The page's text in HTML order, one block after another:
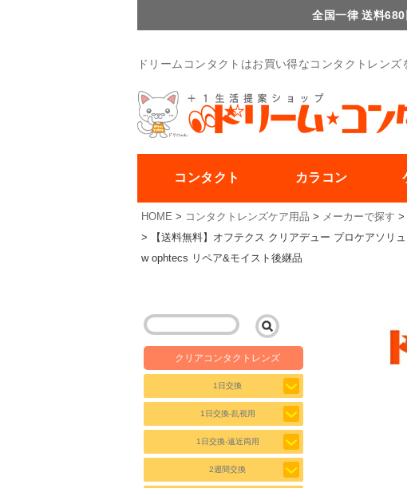
全国一律 送料
ドリームコンタクトはお買い得なコンタクトレンズ
コンタクト カラコン
HOME コンタクトレンズケア用品 メーカーで探す
【送料無料】オフテクス クリアデュー プロケアソ
w ophtecs リペア&モイスト後継品
クリアコンタクトレンズ
1日交換
1日交換-乱視用
1日交換-遠近両用
2週間交換